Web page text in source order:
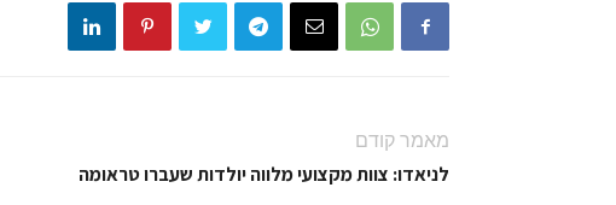
מאמר קודם
לניאדו: צוות מקצועי מלווה יולדות שעברו טראומה